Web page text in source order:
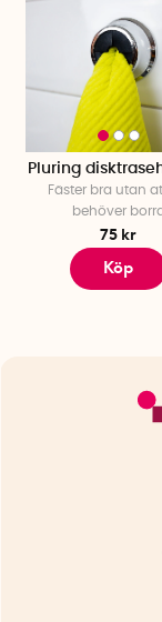
Pluring
Fäster bra utan
behöver
75 kr
Köp